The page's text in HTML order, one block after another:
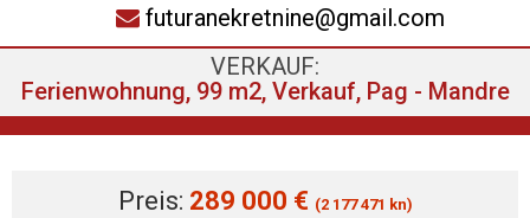
futuranekretnine@gmail.com
VERKAUF:
Ferienwohnung, 99 m2, Verkauf, Pag - Mandre
Preis: 289 000 € (2 177 471 kn)